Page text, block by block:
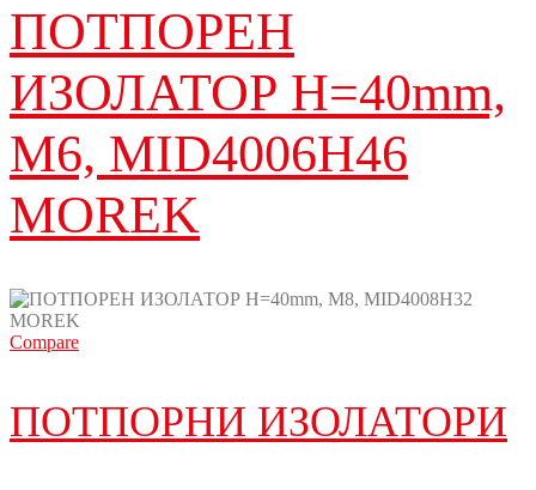
ПОТПОРЕН
ИЗОЛАТОР H=40mm,
M6, MID4006H46
MOREK
Compare
ПОТПОРНИ ИЗОЛАТОРИ